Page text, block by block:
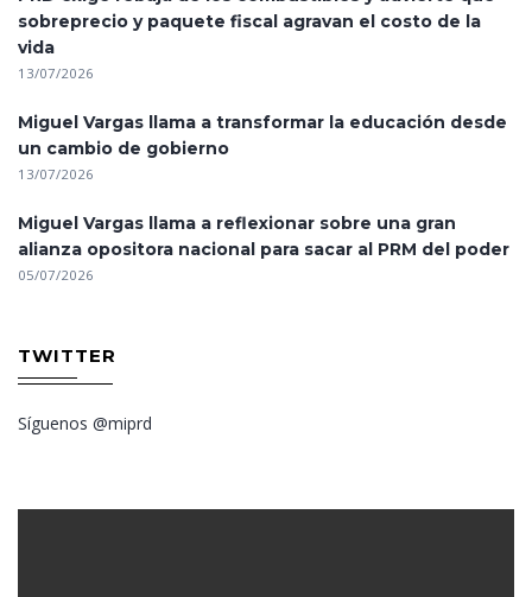
sobreprecio y paquete fiscal agravan el costo de la
vida
13/07/2026
Miguel Vargas llama a transformar la educación desde
un cambio de gobierno
13/07/2026
Miguel Vargas llama a reflexionar sobre una gran
alianza opositora nacional para sacar al PRM del poder
05/07/2026
TWITTER
Síguenos @miprd